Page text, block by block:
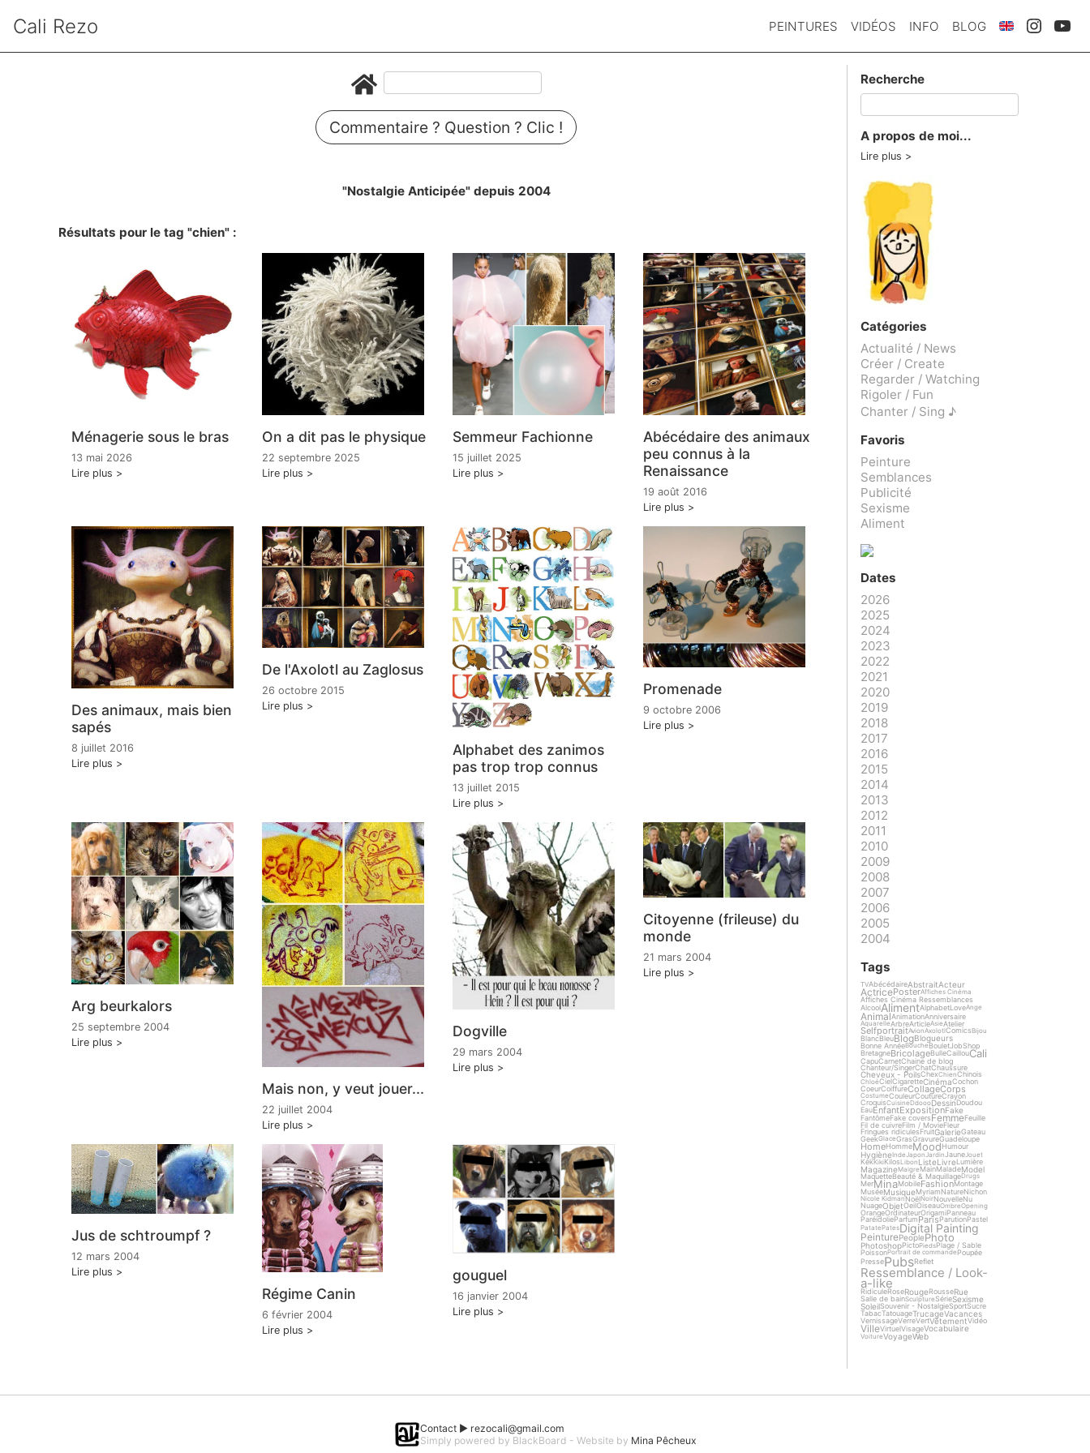
Cali Rezo PEINTURES VIDÉOS INFO BLOG
Commentaire ? Question ? Clic !
"Nostalgie Anticipée" depuis 2004
Résultats pour le tag "chien" :
Ménagerie sous le bras
13 mai 2026
Lire plus
On a dit pas le physique
22 septembre 2025
Lire plus
Semmeur Fachionne
15 juillet 2025
Lire plus
Abécédaire des animaux
peu connus à la
Renaissance
19 août 2016
Lire plus
Des animaux, mais bien
sapés
8 juillet 2016
Lire plus
De l'Axolotl au Zaglosus
26 octobre 2015
Lire plus
Alphabet des zanimos
pas trop trop connus
13 juillet 2015
Lire plus
Promenade
9 octobre 2006
Lire plus
Arg beurkalors
25 septembre 2004
Lire plus
Mais non, y veut jouer...
22 juillet 2004
Lire plus
Dogville
29 mars 2004
Lire plus
Citoyenne (frileuse) du
monde
21 mars 2004
Lire plus
Jus de schtroumpf ?
12 mars 2004
Lire plus
Régime Canin
6 février 2004
Lire plus
gouguel
16 janvier 2004
Lire plus
Recherche
A propos de moi...
Lire plus
Catégories
Actualité / News
Créer / Create
Regarder / Watching
Rigoler / Fun
Chanter / Sing ♪
Favoris
Peinture
Semblances
Publicité
Sexisme
Aliment
Dates
2026
2025
2024
2023
2022
2021
2020
2019
2018
2017
2016
2015
2014
2013
2012
2011
2010
2009
2008
2007
2006
2005
2004
Tags
TVAbécédaireAbstraitActeur
ActricePosterAffiches Cinéma
Affiches Cinéma Ressemblances
AlcoolAlimentAlphabetLoveAnge
AnimalAnimationAnniversaire
AquarelleArbreArticleAsieAtelier
SelfportraitAvionAxolotlComicsBijou
BlancBleuBlogBlogueurs
Bonne AnnéeBoucheBouletJobShop
BretagneBricolageBulleCaillouCali
CapuCarnetChaine de blog
Chanteur/SingerChatChaussure
Cheveux - PoilsChexChienChinois
ChloéCielCigaretteCinémaCochon
CoeurCoiffureCollageCorps
CostumeCouleurCoutureCrayon
CroquisCuisineDdoooDessinDoudou
EauEnfantExpositionFake
FantômeFake coversFemmeFeuille
Fil de cuivreFilm / MovieFleur
Fringues ridiculesFruitGalerieGateau
GeekGlaceGrasGravureGuadeloupe
HomeHommeMoodHumour
HygièneInde Japon JardinJaune Jouet
KekKikiKilosLibon ListeLivreLumière
MagazineMaigre MainMaladeModel
MaquetteBeauté & MaquillageDrugs
MerMinaMobileFashionMontage
MuséeMusiqueMyriamNatureNichon
Nicole KidmanNoëlNoirNouvelleNu
NuageObjetOeilOiseauOmbreOpening
OrangeOrdinateurOrigamiPanneau
ParéidolieParfumParisParutionPastel
PatatePatesDigital Painting
PeinturePeoplePhoto
PhotoshopPictoPiedsPlage / Sable
PoissonPortrait de commande Poupée
PressePubsReflet
Ressemblance / Look-
a-like
RidiculeRoseRougeRousseRue
Salle de bainSculptureSérieSexisme
SoleilSouvenir - NostalgieSportSucre
TabacTatouageTrucageVacances
VernissageVerreVertVêtementVidéo
VilleVirtuelVisageVocabulaire
VoitureVoyageWeb
Contact ► rezocali@gmail.com
Simply powered by BlackBoard - Website by Mina Pêcheux